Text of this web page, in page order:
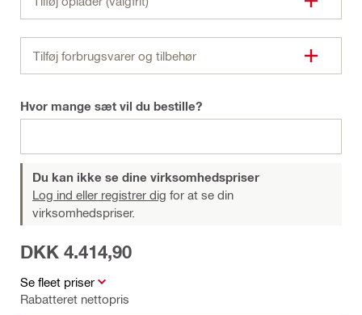
Tilføj forbrugsvarer og tilbehør
Hvor mange sæt vil du bestille?
Du kan ikke se dine virksomhedspriser
Log ind eller registrer dig for at se din
virksomhedspriser.
Se fleet priser
Rabatteret nettopris
DKK 4.414,90